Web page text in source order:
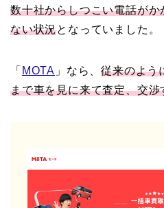
数十社からしつこい電話が
ない状況となっていました。
「 MOTA 」なら、従来のよう
まで車を見に来て査定、交